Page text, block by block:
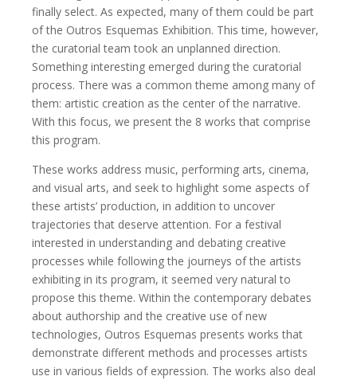
finally select. As expected, many of them could be part
of the Outros Esquemas Exhibition. This time, however,
the curatorial team took an unplanned direction.
Something interesting emerged during the curatorial
process. There was a common theme among many of
them: artistic creation as the center of the narrative.
With this focus, we present the 8 works that comprise
this program.
These works address music, performing arts, cinema,
and visual arts, and seek to highlight some aspects of
these artists’ production, in addition to uncover
trajectories that deserve attention. For a festival
interested in understanding and debating creative
processes while following the journeys of the artists
exhibiting in its program, it seemed very natural to
propose this theme. Within the contemporary debates
about authorship and the creative use of new
technologies, Outros Esquemas presents works that
demonstrate different methods and processes artists
use in various fields of expression. The works also deal